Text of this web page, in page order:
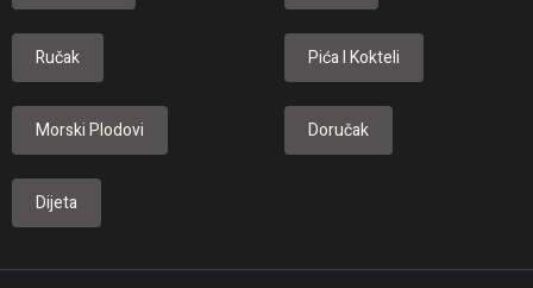
Ručak Pića I Kokteli
Morski Plodovi Doručak
Dijeta